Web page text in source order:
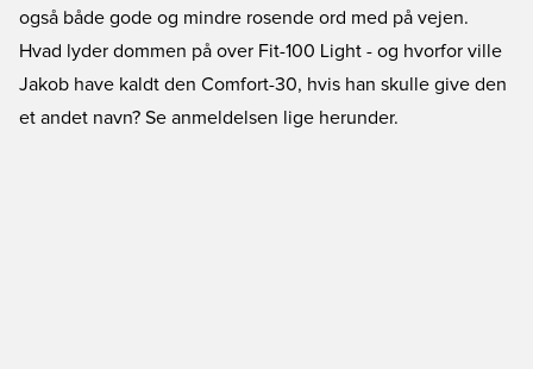
også både gode og mindre rosende ord med på vejen.
Hvad lyder dommen på over Fit-100 Light - og hvorfor ville
Jakob have kaldt den Comfort-30, hvis han skulle give den
et andet navn? Se anmeldelsen lige herunder.